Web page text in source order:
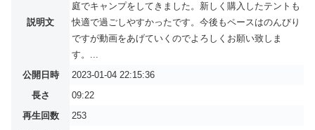
説明文
庭でキャンプをしてきました。新しく購入したテントも
快適で過ごしやすかったです。今後もペースはのんびり
ですが動画をあげていくのでよろしくお願い致しま
す。...
公開日時
2023-01-04 22:15:36
長さ
09:22
再生回数
253